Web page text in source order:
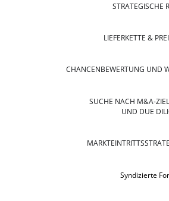
STRATEGISCHE
LIEFERKETTE &
CHANCENBEWERTUNG UND
SUCHE NACH M&A-
UND DUE
Syndizierte